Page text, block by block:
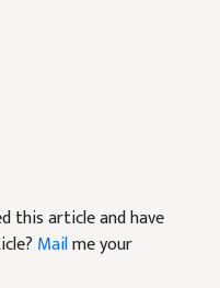
this article and have
Mailme your